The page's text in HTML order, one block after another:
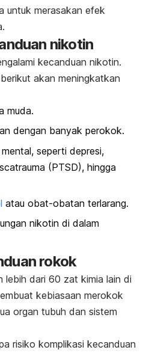
untuk merasakan efek
nikotin
kecanduan nikotin.
akan meningkatkan
muda.
dengan banyak perokok.
seperti depresi,
(PTSD), hingga
atau obat-obatan terlarang.
nikotin di dalam
rokok
lebih dari 60 zat kimia lain di
kebiasaan merokok
organ tubuh dan sistem
risiko komplikasi kecanduan